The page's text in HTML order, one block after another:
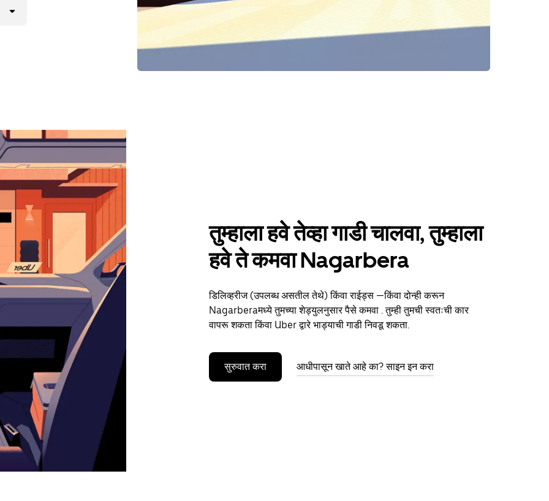
तुम्हाला हवे तेव्हा गाडी चालवा, तुम्हाला
हवे ते कमवा Nagarbera
डिलिव्हरीज (उपलब्ध असतील तेथे) किंवा राईड्स —किंवा दोन्ही करून
Nagarberaमध्ये तुमच्या शेड्युलनुसार पैसे कमवा . तुम्ही तुमची स्वतःची कार
वापरू शकता किंवा Uber द्वारे भाड्याची गाडी निवडू शकता.
सुरुवात करा आधीपासून खाते आहे का? साइन इन करा